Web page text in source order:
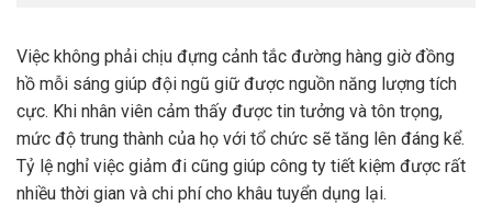
Việc không phải chịu đựng cảnh tắc đường hàng giờ đồng
hồ mỗi sáng giúp đội ngũ giữ được nguồn năng lượng tích
cực. Khi nhân viên cảm thấy được tin tưởng và tôn trọng,
mức độ trung thành của họ với tổ chức sẽ tăng lên đáng kể.
Tỷ lệ nghỉ việc giảm đi cũng giúp công ty tiết kiệm được rất
nhiều thời gian và chi phí cho khâu tuyển dụng lại.